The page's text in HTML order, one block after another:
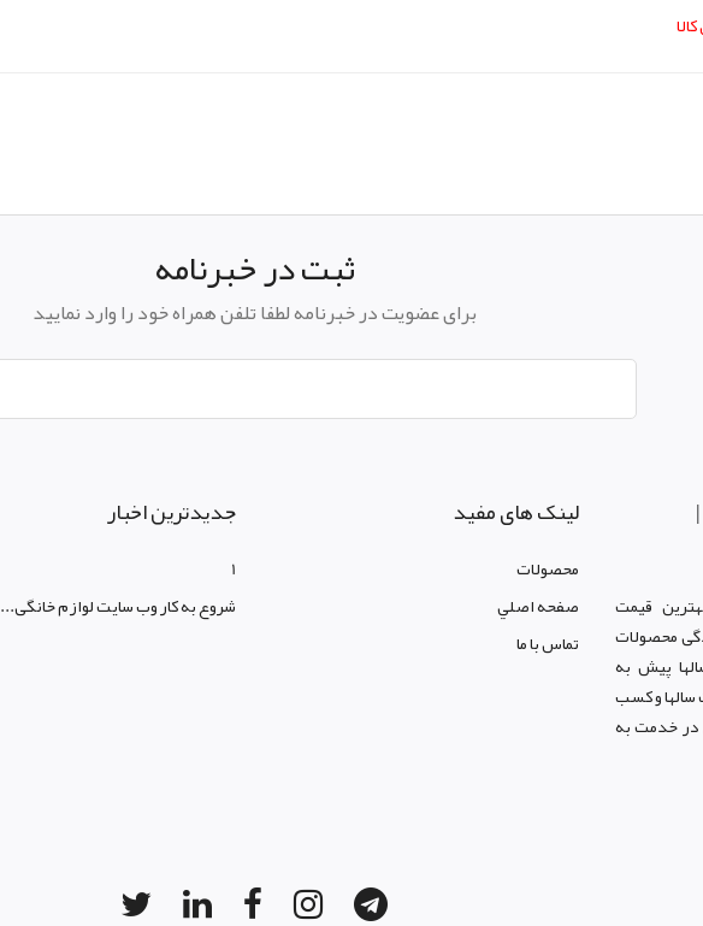
ثبت در خبرنامه
برای عضویت در خبرنامه لطفا تلفن همراه خود را وارد نمایید
قیمت
محصولات
پیش به
و کسب
در خدمت به
لینک های مفید
محصولات
صفحه اصلي
تماس با ما
جدیدترین اخبار
1
شروع به کار وب سایت لوازم خانگی...